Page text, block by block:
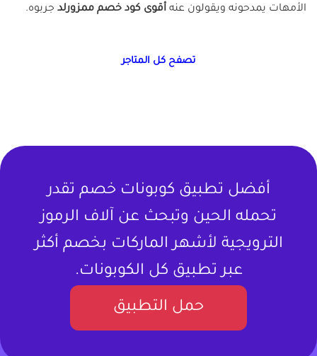
الأمهات يمدحونه ويقولون عنه أقوى كود خصم ممزورلد جربوه.
تصفح كل المتاجر
أفضل تطبيق كوبونات خصم تقدر
تحمله الحين وتبحث عن آلاف الرموز
الترويجية لأشهر الماركات بخصم أكثر
عبر تطبيق كل الكوبونات.
حمل التطبيق